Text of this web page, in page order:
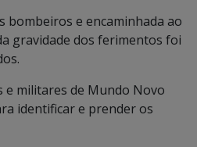
bombeiros e encaminhada ao
gravidade dos ferimentos foi
e militares de Mundo Novo
identificar e prender os